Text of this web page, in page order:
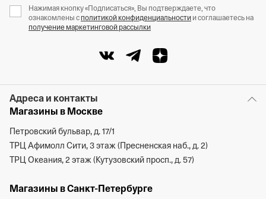
Нажимая кнопку «Подписаться», Вы подтверждаете, что
ознакомлены с политикой конфиденциальности и соглашаетесь на
получение маркетинговой рассылки
Адреса и контакты
Магазины в Москве
Петровский бульвар, д. 17/1
ТРЦ Афимолл Сити, 3 этаж (Пресненская наб., д. 2)
ТРЦ Океания, 2 этаж (Кутузовский просп., д. 57)
Магазины в Санкт-Петербурге